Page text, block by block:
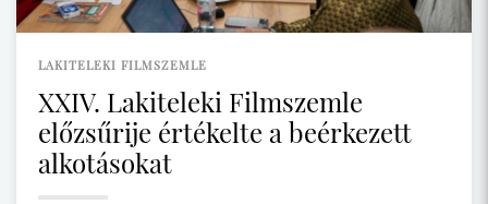
LAKITELEKI FILMSZEMLE
XXIV. Lakiteleki Filmszemle
előzsűrije értékelte a beérkezett
alkotásokat